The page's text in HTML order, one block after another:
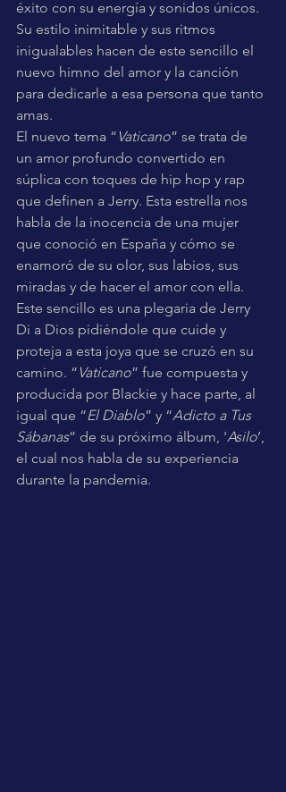
éxito con su energía y sonidos únicos.
Su estilo inimitable y sus ritmos
inigualables hacen de este sencillo el
nuevo himno del amor y la canción
para dedicarle a esa persona que tanto
amas.
El nuevo tema “ Vaticano” se trata de
un amor profundo convertido en
súplica con toques de hip hop y rap
que definen a Jerry. Esta estrella nos
habla de la inocencia de una mujer
que conoció en España y cómo se
enamoró de su olor, sus labios, sus
miradas y de hacer el amor con ella.
Este sencillo es una plegaria de Jerry
Di a Dios pidiéndole que cuide y
proteja a esta joya que se cruzó en su
camino. “ Vaticano” fue compuesta y
producida por Blackie y hace parte, al
igual que “El Diablo” y “Adicto a Tus
Sábanas” de su próximo álbum, 'Asilo’,
el cual nos habla de su experiencia
durante la pandemia.